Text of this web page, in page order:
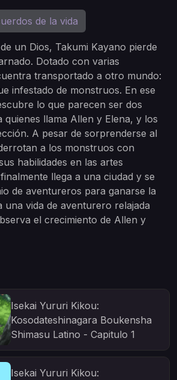
de la vida
un Dios, Takumi Kayano pierde
Dotado con varias
transportado a otro mundo:
infestado de monstruos. En ese
lo que parecen ser dos
quienes llama Allen y Elena, y los
A pesar de sorprenderse al
a los monstruos con
habilidades en las artes
llega a una ciudad y se
de aventureros para ganarse la
una vida de aventurero relajada
el crecimiento de Allen y
Isekai Yururi Kikou:
Kosodateshinagara Boukensha
Shimasu Latino - Capitulo 1
Isekai Yururi Kikou: